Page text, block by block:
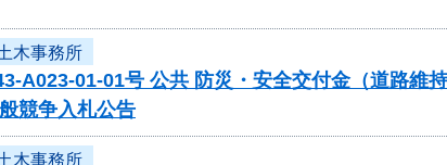
木事務所
A023-01-01号 公共 防災・安全交付金（道路維
競争入札公告
木事務所